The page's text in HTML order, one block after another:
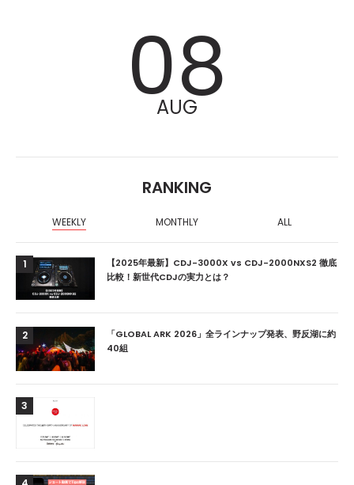
08
AUG
RANKING
WEEKLY MONTHLY ALL
1
【2025年最新】CDJ-3000X vs CDJ-2000NXS2 徹底
比較！新世代CDJの実力とは？
2
「GLOBAL ARK 2026」全ラインナップ発表、野反湖に約
40組
3